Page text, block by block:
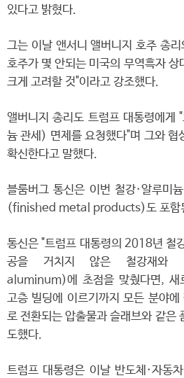
있다고 밝혔다.
그는 이날 앤서니 앨버니지 호주 총
호주가 몇 안되는 미국의 무역흑자 상
크게 고려할 것"이라고 강조했다.
앨버니지 총리도 트럼프 대통령에게
늄 관세) 면제를 요청했다"며 그와 협
확신한다고 말했다.
블룸버그 통신은 이번 철강·알루미
(finished metal products)도 포함
통신은 "트럼프 대통령의 2018년 철
공을 거치지 않은 철강재와
aluminum)에 초점을 맞췄다면, 새
고층 빌딩에 이르기까지 모든 분야
로 전환되는 압출물과 슬래브와 같은
도했다.
트럼프 대통령은 이날 반도체·자동